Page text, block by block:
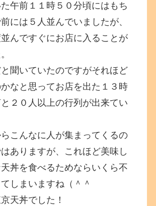
午前１１時５０分頃にはもち
には５人並んでいましたが、
んですぐにお店に入ることが
聞いていたのですがそれほど
なと思ってお店を出た１３時
２０人以上の行列が出来てい
こんなに人が集まってくるの
ありますが、これほど美味し
丼を食べるためならいくら不
しまいますね（＾＾
天丼でした！